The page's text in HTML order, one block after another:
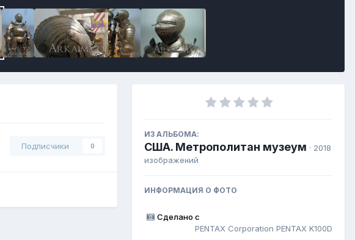
Подписчики 0
ИЗ АЛЬБОМА:
США. Метрополитан музеум · 2018
изображений
ИНФОРМАЦИЯ О ФОТО
Сделано с
PENTAX Corporation PENTAX K100D